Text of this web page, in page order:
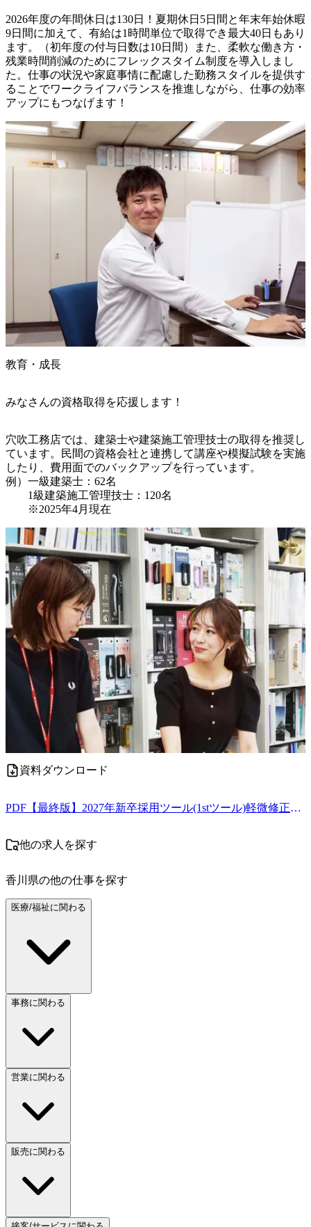
2026年度の年間休日は130日！夏期休日5日間と年末年始休暇
9日間に加えて、有給は1時間単位で取得でき最大40日もあり
ます。（初年度の付与日数は10日間）また、柔軟な働き方・
残業時間削減のためにフレックスタイム制度を導入しまし
た。仕事の状況や家庭事情に配慮した勤務スタイルを提供す
ることでワークライフバランスを推進しながら、仕事の効率
アップにもつなげます！
教育・成長
みなさんの資格取得を応援します！
穴吹工務店では、建築士や建築施工管理技士の取得を推奨し
ています。民間の資格会社と連携して講座や模擬試験を実施
したり、費用面でのバックアップを行っています。
例）一級建築士：62名
1級建築施工管理技士：120名
※2025年4月現在
資料ダウンロード
PDF 【最終版】2027年新卒採用ツール(1stツール)軽微修正_軽量化-A009548.pdf
他の求人を探す
香川県の他の仕事を探す
医療/福祉に関わる
事務に関わる
営業に関わる
販売に関わる